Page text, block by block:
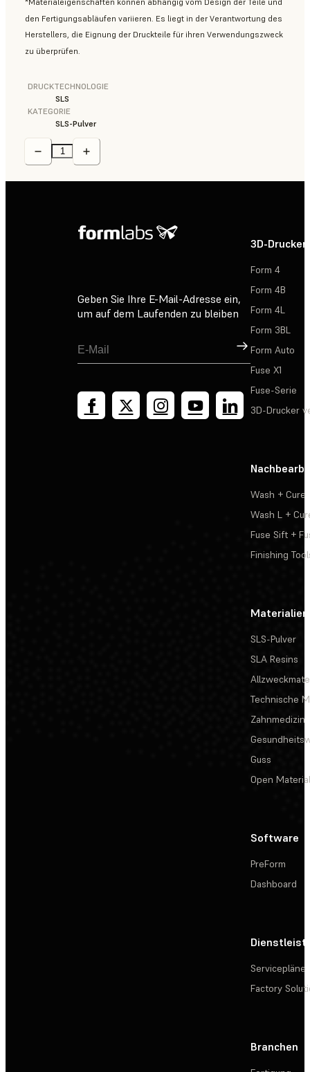
*Materialeigenschaften können abhängig vom Design der Teile und
den Fertigungsabläufen variieren. Es liegt in der Verantwortung des
Herstellers, die Eignung der Druckteile für ihren Verwendungszweck
zu überprüfen.
DRUCKTECHNOLOGIE
SLS
KATEGORIE
SLS-Pulver
Geben Sie Ihre E-Mail-Adresse ein,
um auf dem Laufenden zu bleiben
Registrieren
3D-Drucker
Form 4
Form 4B
Form 4L
Form 3BL
Form Auto
Fuse X1
Fuse-Serie
3D-Drucker
Wash + Cure
Wash L +
Fuse Sift +
Finishing
Materialien
SLS-Pulver
SLA Resins
Technische
Zahnmedizin
Guss
Open
Software
PreForm
Dashboard
Servicepläne
Factory
Branchen